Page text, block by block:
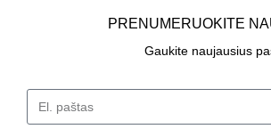
PRENUMERUOKITE
Gaukite naujausius